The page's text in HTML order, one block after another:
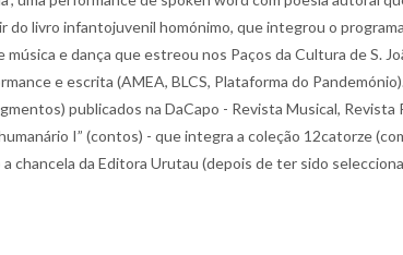
do livro infantojuvenil homónimo, que integrou o
música e dança que estreou nos Paços da Cultura de
e escrita (AMEA, BLCS, Plataforma do
publicados na DaCapo - Revista Musical,
I” (contos) - que integra a coleção 12catorze
a chancela da Editora Urutau (depois de ter sido